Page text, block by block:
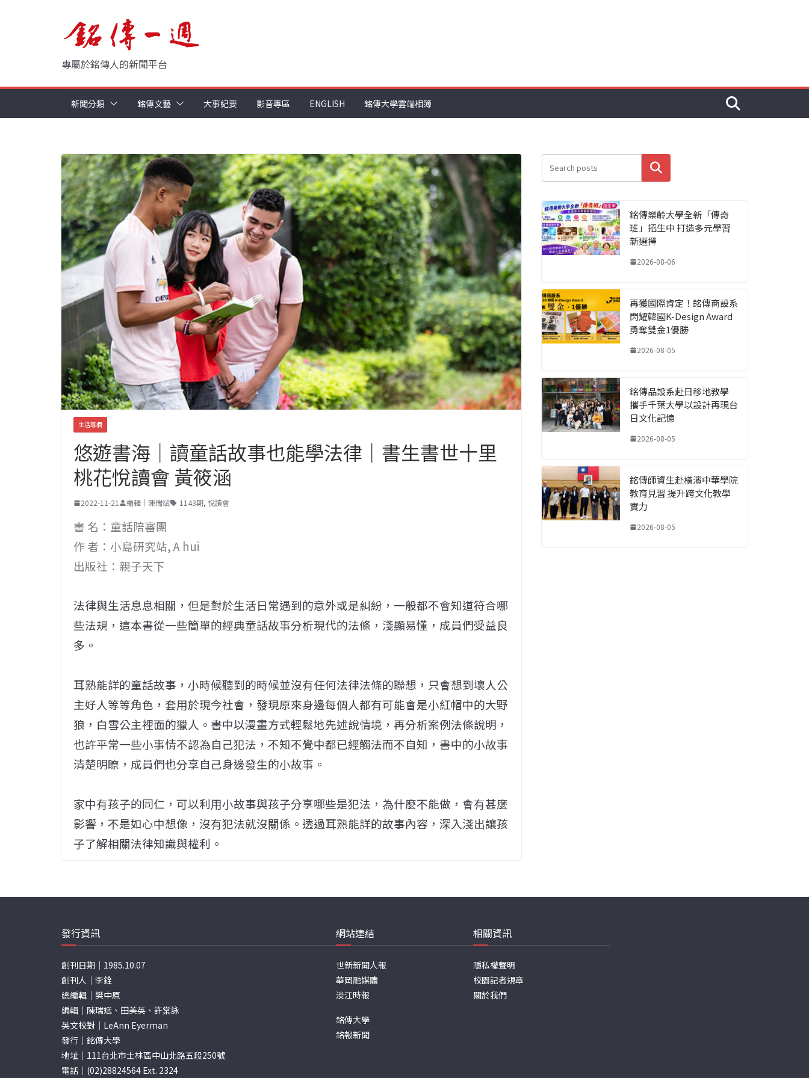
專屬於銘傳人的新聞平台
新聞分類 銘傳文藝 大事紀要 影音專區 ENGLISH 銘傳大學雲端相簿
生活專欄
悠遊書海｜讀童話故事也能學法律｜書生書世十里
桃花悅讀會 黃筱涵
2022-11-21 編輯｜陳瑞斌 1143期, 悅讀會
書 名：童話陪審團
作 者：小島研究站, A hui
出版社：親子天下
法律與生活息息相關，但是對於生活日常遇到的意外或是糾紛，一般都不會知道符合哪
些法規，這本書從一些簡單的經典童話故事分析現代的法條，淺顯易懂，成員們受益良
多。
耳熟能詳的童話故事，小時候聽到的時候並沒有任何法律法條的聯想，只會想到壞人公
主好人等等角色，套用於現今社會，發現原來身邊每個人都有可能會是小紅帽中的大野
狼，白雪公主裡面的獵人。書中以漫畫方式輕鬆地先述說情境，再分析案例法條說明，
也許平常一些小事情不認為自己犯法，不知不覺中都已經觸法而不自知，書中的小故事
清楚明瞭，成員們也分享自己身邊發生的小故事。
家中有孩子的同仁，可以利用小故事與孩子分享哪些是犯法，為什麼不能做，會有甚麼
影響，不是如心中想像，沒有犯法就沒關係。透過耳熟能詳的故事內容，深入淺出讓孩
子了解相關法律知識與權利。
搜尋
銘傳樂齡大學全新「傳奇
班」招生中 打造多元學習
新選擇
2026-08-06
再獲國際肯定！銘傳商設系
閃耀韓國K-Design Award
勇奪雙金1優勝
2026-08-05
銘傳品設系赴日移地教學
攜手千葉大學以設計再現台
日文化記憶
2026-08-05
銘傳師資生赴橫濱中華學院
教育見習 提升跨文化教學
實力
2026-08-05
發行資訊
創刊日期｜1985.10.07
創刊人｜李銓
總編輯｜樊中原
編輯｜陳瑞斌、田美英、許棠詠
英文校對｜LeAnn Eyerman
發行｜銘傳大學
地址｜111台北市士林區中山北路五段250號
電話｜(02)28824564 Ext. 2324
網站連結
世新新聞人報
華岡融媒體
淡江時報
銘傳大學
銘報新聞
相關資訊
隱私權聲明
校園記者規章
關於我們